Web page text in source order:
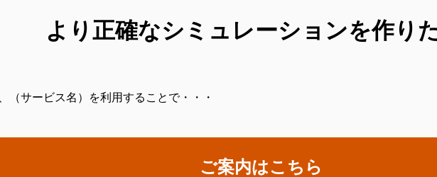
より正確なシミュレーションを作り
（サービス名）を利用することで・・・
ご案内はこちら